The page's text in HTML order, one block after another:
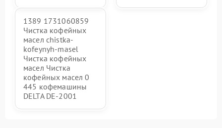
1389 1731060859
Чистка кофейных
масел chistka-
kofeynyh-masel
Чистка кофейных
масел Чистка
кофейных масел 0
445 кофемашины
DELTA DE-2001